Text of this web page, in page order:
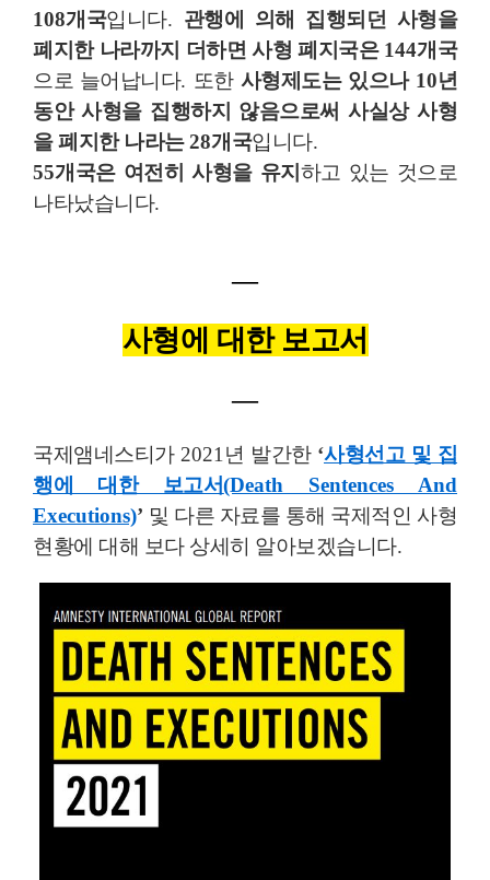
108개국입니다. 관행에 의해 집행되던 사형을
폐지한 나라까지 더하면 사형 폐지국은 144개국
으로 늘어납니다. 또한 사형제도는 있으나 10년
동안 사형을 집행하지 않음으로써 사실상 사형
을 폐지한 나라는28개국입니다.
55개국은 여전히 사형을 유지 하고 있는 것으로
나타났습니다.
―
사형에 대한 보고서
―
국제앰네스티가 2021 년 발간한 ‘사형선고 및 집
행에 대한 보고서(Death Sentences And
Executions)’ 및 다른 자료를 통해 국제적인 사형
현황에 대해 보다 상세히 알아보겠습니다.